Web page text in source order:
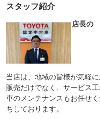
スタッフ紹介
店長の
当店は、地域の皆様が気軽
販売だけでなく、サービス
車のメンテナンスもお任せ
ちしております。